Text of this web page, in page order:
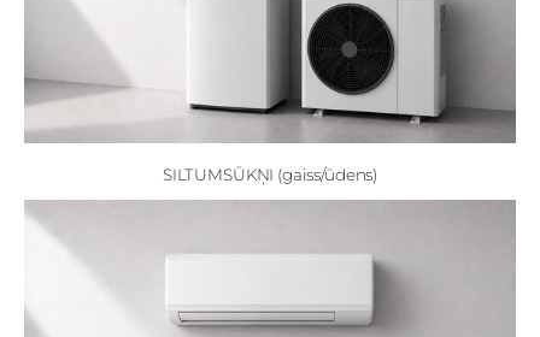
SILTUMSŪKŅI (gaiss/ūdens)